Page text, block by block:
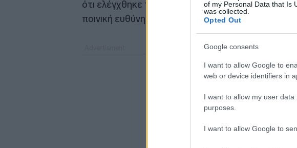
of my Personal Data that Is
was collected.
Opted Out
Google consents
I want to allow Google to
web or device identifiers in
I want to allow my user
purposes.
I want to allow Google to
ότι ελέγχθηκε πειθαρχικά από τον Άρειο Πάγο
ποινική ευθύνη.